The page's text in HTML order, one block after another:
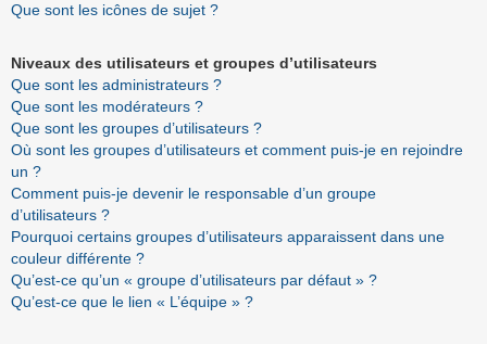
Que sont les icônes de sujet ?
Niveaux des utilisateurs et groupes d’utilisateurs
Que sont les administrateurs ?
Que sont les modérateurs ?
Que sont les groupes d’utilisateurs ?
Où sont les groupes d’utilisateurs et comment puis-je en rejoindre
un ?
Comment puis-je devenir le responsable d’un groupe
d’utilisateurs ?
Pourquoi certains groupes d’utilisateurs apparaissent dans une
couleur différente ?
Qu’est-ce qu’un « groupe d’utilisateurs par défaut » ?
Qu’est-ce que le lien « L’équipe » ?